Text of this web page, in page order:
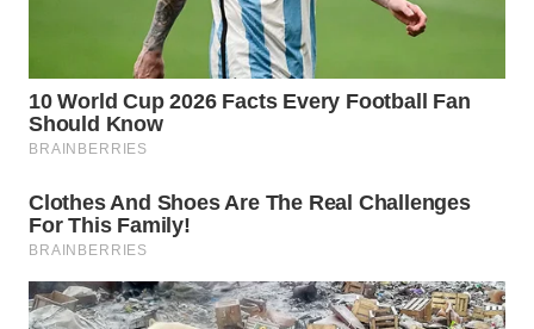
WAHANA
WAHANA
TANI
WAHANA